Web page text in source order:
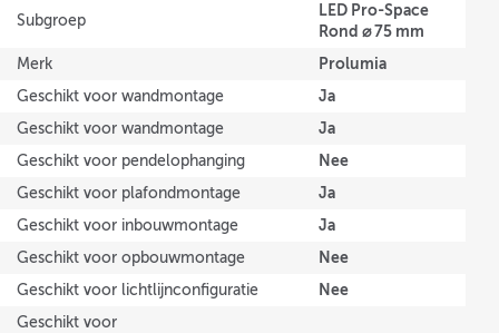
Subgroep
LED Pro-Space
Rond ⌀ 75 mm
Merk Prolumia
Geschikt voor wandmontage Ja
Geschikt voor wandmontage Ja
Geschikt voor pendelophanging Nee
Geschikt voor plafondmontage Ja
Geschikt voor inbouwmontage Ja
Geschikt voor opbouwmontage Nee
Geschikt voor lichtlijnconfiguratie Nee
Geschikt voor